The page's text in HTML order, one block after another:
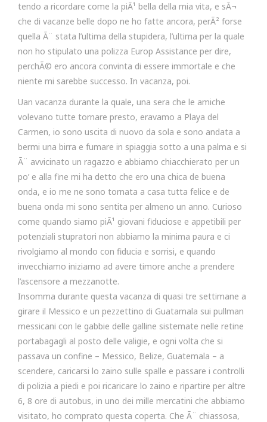
tendo a ricordare come la piÃ¹ bella della mia vita, e sÃ¬
che di vacanze belle dopo ne ho fatte ancora, perÃ² forse
quella Ã¨ stata l’ultima della stupidera, l’ultima per la quale
non ho stipulato una polizza Europ Assistance per dire,
perchÃ© ero ancora convinta di essere immortale e che
niente mi sarebbe successo. In vacanza, poi.
Uan vacanza durante la quale, una sera che le amiche
volevano tutte tornare presto, eravamo a Playa del
Carmen, io sono uscita di nuovo da sola e sono andata a
bermi una birra e fumare in spiaggia sotto a una palma e si
Ã¨ avvicinato un ragazzo e abbiamo chiacchierato per un
po’ e alla fine mi ha detto che ero una chica de buena
onda, e io me ne sono tornata a casa tutta felice e de
buena onda mi sono sentita per almeno un anno. Curioso
come quando siamo piÃ¹ giovani fiduciose e appetibili per
potenziali stupratori non abbiamo la minima paura e ci
rivolgiamo al mondo con fiducia e sorrisi, e quando
invecchiamo iniziamo ad avere timore anche a prendere
l’ascensore a mezzanotte.
Insomma durante questa vacanza di quasi tre settimane a
girare il Messico e un pezzettino di Guatamala sui pullman
messicani con le gabbie delle galline sistemate nelle retine
portabagagli al posto delle valigie, e ogni volta che si
passava un confine – Messico, Belize, Guatemala – a
scendere, caricarsi lo zaino sulle spalle e passare i controlli
di polizia a piedi e poi ricaricare lo zaino e ripartire per altre
6, 8 ore di autobus, in uno dei mille mercatini che abbiamo
visitato, ho comprato questa coperta. Che Ã¨ chiassosa,